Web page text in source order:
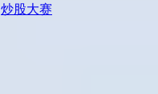
炒股大赛